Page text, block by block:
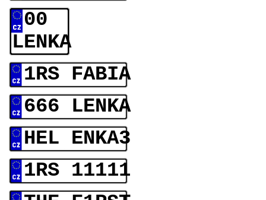
00
LENKA
1RS FABIA
666 LENKA
HEL ENKA3
1RS 11111